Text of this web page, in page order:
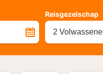
Reisgezelschap
2